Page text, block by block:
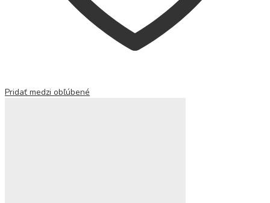
Pridať medzi obľúbené